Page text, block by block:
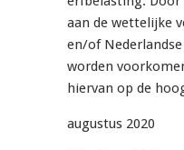
aan de wettelijke
en/of
worden
hiervan op de
augustus 2020